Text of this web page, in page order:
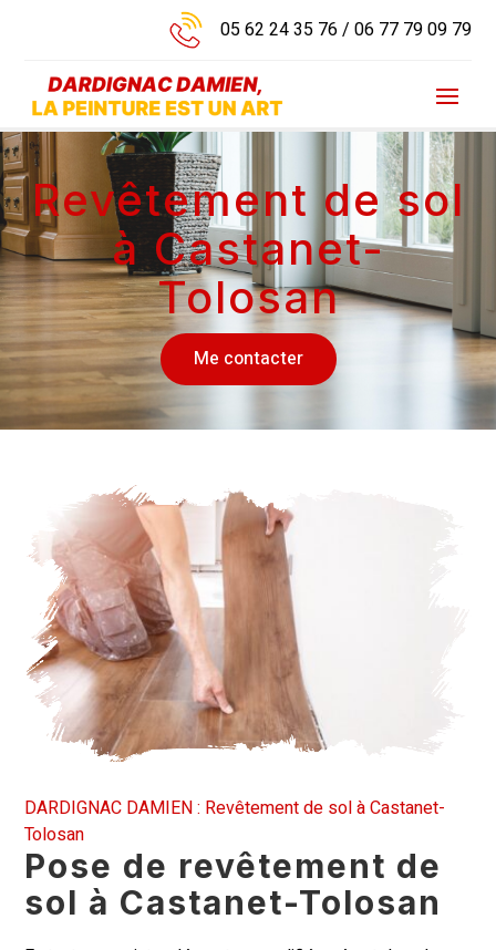
05 62 24 35 76/ 06 77 79 09 79
Revêtement de sol
à Castanet-
Tolosan
Me contacter
DARDIGNAC DAMIEN : Revêtement de sol à Castanet-
Tolosan
Pose de revêtement de
sol à Castanet-Tolosan